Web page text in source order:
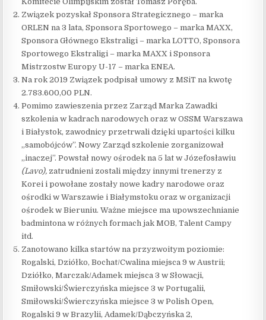
Związek pozyskał Sponsora Strategicznego – marka
ORLEN na 3 lata, Sponsora Sportowego – marka MAXX,
Sponsora Głównego Ekstraligi – marka LOTTO, Sponsora
Sportowego Ekstraligi – marka MAXX i Sponsora
Mistrzostw Europy U-17 – marka ENEA.
Na rok 2019 Związek podpisał umowy z MSiT na kwotę
2.783.600,00 PLN.
Pomimo zawieszenia przez Zarząd Marka Zawadki
szkolenia w kadrach narodowych oraz w OSSM Warszawa
i Białystok, zawodnicy przetrwali dzięki upartości kilku
„samobójców”. Nowy Zarząd szkolenie zorganizował
„inaczej”. Powstał nowy ośrodek na 5 lat w Józefosławiu
(Lavo), zatrudnieni zostali między innymi trenerzy z
Korei i powołane zostały nowe kadry narodowe oraz
ośrodki w Warszawie i Białymstoku oraz w organizacji
ośrodek w Bieruniu. Ważne miejsce ma upowszechnianie
badmintona w różnych formach jak MOB, Talent Campy
itd.
Zanotowano kilka startów na przyzwoitym poziomie:
Rogalski, Dziółko, Bochat/Cwalina miejsca 9 w Austrii;
Dziółko, Marczak/Adamek miejsca 3 w Słowacji,
Smiłowski/Świerczyńska miejsce 3 w Portugalii,
Smiłowski/Świerczyńska miejsce 3 w Polish Open,
Rogalski 9 w Brazylii, Adamek/Dąbczyńska 2,